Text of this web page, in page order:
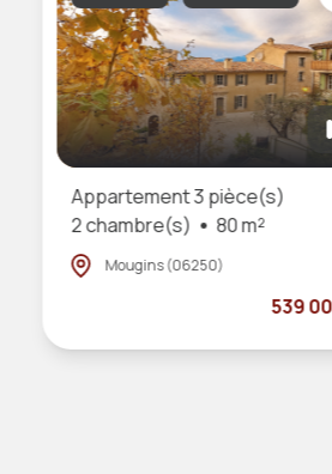
Appartement 3 pièce(s)
2 chambre(s)
80 m²
Mougins (06250)
539